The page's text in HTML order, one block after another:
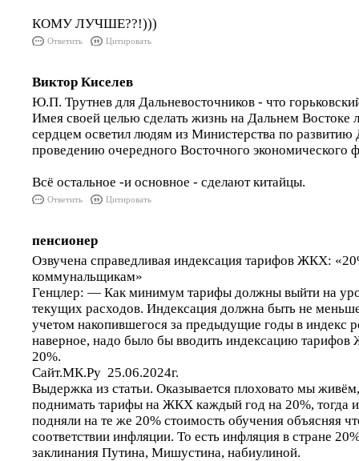
КОМУ ЛУЧШЕ??!)))
Ответить Цитировать
Виктор Киселев
Ю.П. Трутнев для Дальневосточников - что
Имея своей целью сделать жизнь на Дальнем Востоке
сердцем осветил людям из Министерства по
проведению очередного Восточного экономического
Всё остальное -и основное - сделают китайцы.
Ответить Цитировать
пенсионер
Озвучена справедливая индексация тарифов ЖКХ:
коммунальщикам»
Генцлер: — Как минимум тарифы должны выйти на
текущих расходов. Индексация должна быть не
учетом накопившегося за предыдущие годы в индекс
наверное, надо было бы вводить индексацию
20%.
Сайт.МК.Ру 25.06.2024г.
Выдержка из статьи. Оказывается плоховато мы живём,
поднимать тарифы на ЖКХ каждый год на 20%, тогда и
подняли на те же 20% стоимость обучения объясняя
соответствии инфляции. То есть инфляция в стране
заклинания Путина, Мишустина, набиулиной.